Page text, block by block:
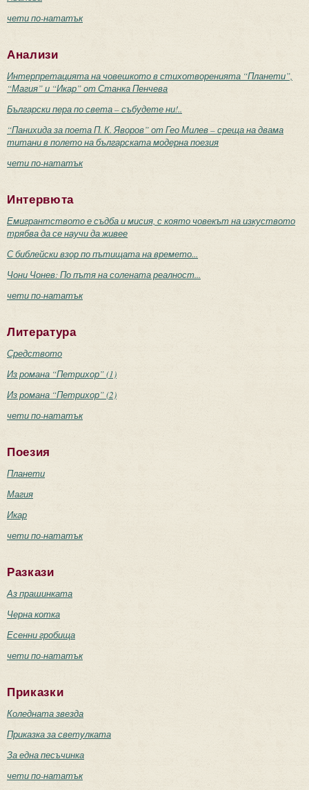
чети по-нататък
Анализи
Интерпретацията на човешкото в стихотворенията “Планети”,
“Магия” и “Икар” от Станка Пенчева
Български пера по света – събудете ни!..
“Панихида за поета П. К. Яворов” от Гео Милев – среща на двама
титани в полето на българската модерна поезия
чети по-нататък
Интервюта
Емигрантството е съдба и мисия, с която човекът на изкуството
трябва да се научи да живее
С библейски взор по пътищата на времето...
Чони Чонев: По пътя на солената реалност...
чети по-нататък
Литература
Средството
Из романа “Петрихор” (1)
Из романа “Петрихор” (2)
чети по-нататък
Поезия
Планети
Магия
Икар
чети по-нататък
Разкази
Аз прашинката
Черна котка
Есенни гробища
чети по-нататък
Приказки
Коледната звезда
Приказка за светулката
За една песъчинка
чети по-нататък